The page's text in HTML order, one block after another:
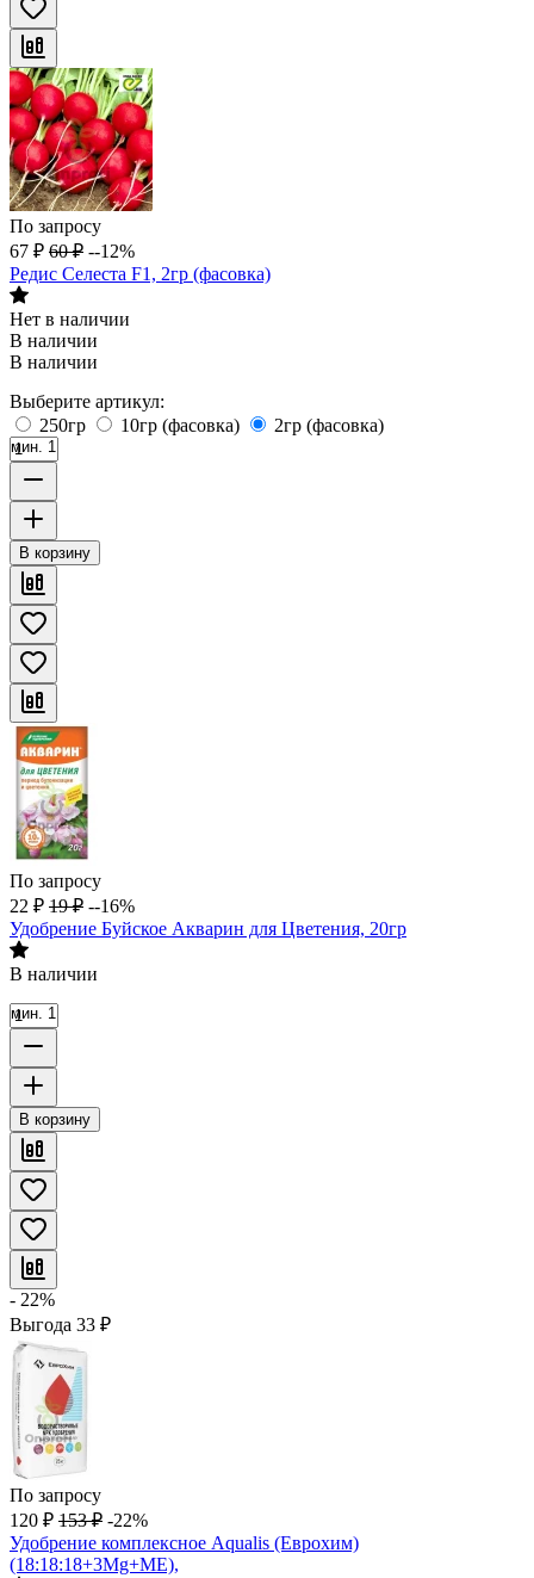
По запросу
67 ₽ 60 ₽ --12%
Редис Селеста F1, 2гр (фасовка)
Нет в наличии
В наличии
В наличии
Выберите артикул:
250гр
10гр (фасовка) 2гр (фасовка)
мин. 1
В корзину
По запросу
22 ₽ 19 ₽ --16%
Удобрение Буйское Акварин для Цветения, 20гр
В наличии
мин. 1
В корзину
- 22%
Выгода 33 ₽
По запросу
120 ₽ 153 ₽ -22%
Удобрение комплексное Aqualis (Еврохим)
(18:18:18+3Mg+МЕ),